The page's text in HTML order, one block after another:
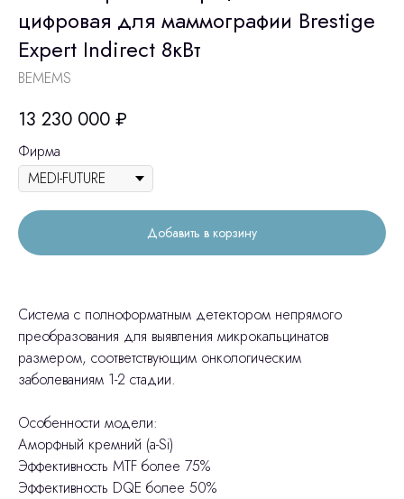
цифровая для маммографии Brestige
Expert Indirect 8кВт
BEMEMS
13 230 000 ₽
Фирма
Добавить в корзину
Система с полноформатным детектором непрямого
преобразования для выявления микрокальцинатов
размером, соответствующим онкологическим
заболеваниям 1-2 стадии.
Особенности модели:
Аморфный кремний (a-Si)
Эффективность MTF более 75%
Эффективность DQE более 50%